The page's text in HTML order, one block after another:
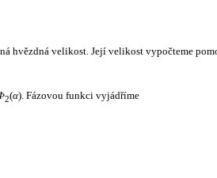
hvězdná velikost. Její velikost vypočteme
2(α). Fázovou funkci vyjádříme